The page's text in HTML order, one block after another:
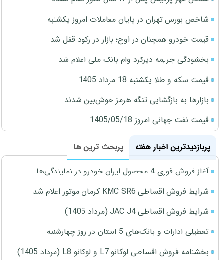
شاخص بورس تهران در پایان معاملات امروز یکشنبه
قیمت خودرو همچنان در اوج؛ بازار در رکود قفل شد
بخشودگی جریمه دیرکرد وام بانک ملی اعلام شد
قیمت سکه و طلا یکشنبه 18 مرداد 1405
بازارها به بازگشایی تنگه هرمز خوش‌بین شدند
قیمت نفت جهانی امروز 1405/05/18
پربازدیدترین اخبار هفته
پربحث ترین ها
آغاز فروش فوری 4 محصول ایران خودرو در نمایندگی‌ها
شرایط فروش اقساطی KMC SR6 کرمان موتور اعلام شد
شرایط فروش اقساطی JAC J4 (مرداد 1405)
تعطیلی ادارات و بانک‌های 5 استان در روز چهارشنبه
بخشنامه فروش اقساطی لوکانو L7 و لوکانو L8 (مرداد 1405)